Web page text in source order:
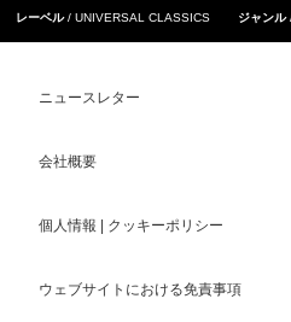
レーベル UNIVERSAL CLASSICS ジャンル
ニュースレター
会社概要
個人情報 | クッキーポリシー
ウェブサイトにおける免責事項